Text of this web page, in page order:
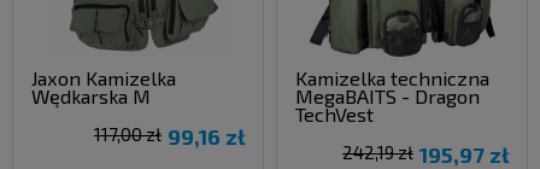
Jaxon Kamizelka
Wędkarska M
99,16 zł
117,00 zł
Kamizelka techniczna
MegaBAITS - Dragon
TechVest
195,97 zł
242,19 zł